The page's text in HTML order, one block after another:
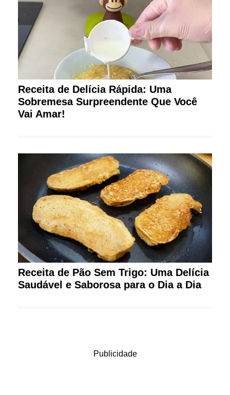
Receita de Delícia Rápida: Uma
Sobremesa Surpreendente Que Você
Vai Amar!
Receita de Pão Sem Trigo: Uma Delícia
Saudável e Saborosa para o Dia a Dia
Publicidade